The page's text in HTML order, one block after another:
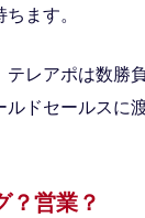
ます。
レアポは数勝
ドセールスに
？営業？